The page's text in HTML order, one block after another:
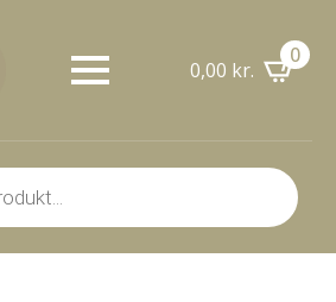
0,00 kr.
0